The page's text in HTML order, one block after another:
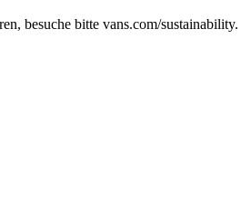
besuche bitte vans.com/sustainability.